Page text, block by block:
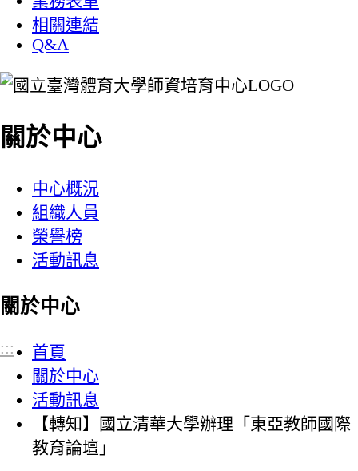
相關連結
Q&A
:::
關於中心
中心概況
組織人員
榮譽榜
活動訊息
關於中心
:::
首頁
關於中心
活動訊息
【轉知】國立清華大學辦理「東亞教師國際
教育論壇」